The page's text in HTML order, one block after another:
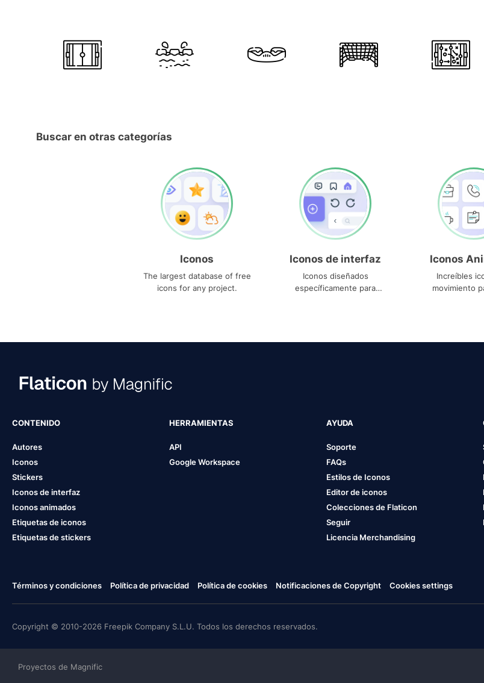
Buscar en otras categorías
Iconos
The largest database of free
icons for any project.
Iconos de interfaz
Iconos diseñados
específicamente para
Iconos
Increíbles
movimiento
CONTENIDO
Autores
Iconos
Stickers
Iconos de interfaz
Iconos animados
Etiquetas de iconos
Etiquetas de stickers
HERRAMIENTAS
API
Google Workspace
AYUDA
Soporte
FAQs
Estilos de Iconos
Editor de iconos
Colecciones de Flaticon
Seguir
Licencia Merchandising
Términos y condiciones Política de privacidad Política de cookies Notificaciones de Copyright Cookies settings
Copyright © 2010-2026 Freepik Company S.L.U. Todos los derechos reservados.
Proyectos de Magnific